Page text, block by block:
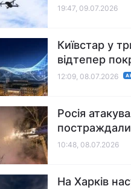
19:47, 09.07.2026
Київстар у
відтепер
12:09, 08.07.2026
Росія
10:48, 08.07.2026
На Харків